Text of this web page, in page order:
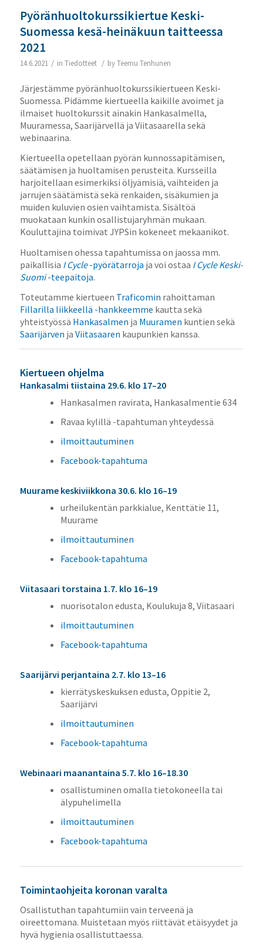
Pyöränhuoltokurssikiertue Keski-
Suomessa kesä-heinäkuun taitteessa
2021
14.6.2021 / in Tiedotteet / byTeemu Tenhunen
Järjestämme pyöränhuoltokurssikiertueen Keski-
Suomessa. Pidämme kiertueella kaikille avoimet ja
ilmaiset huoltokurssit ainakin Hankasalmella,
Muuramessa, Saarijärvellä ja Viitasaarella sekä
webinaarina.
Kiertueella opetellaan pyörän kunnossapitämisen,
säätämisen ja huoltamisen perusteita. Kursseilla
harjoitellaan esimerkiksi öljyämisiä, vaihteiden ja
jarrujen säätämistä sekä renkaiden, sisäkumien ja
muiden kuluvien osien vaihtamista. Sisältöä
muokataan kunkin osallistujaryhmän mukaan.
Kouluttajina toimivat JYPSin kokeneet mekaanikot.
Huoltamisen ohessa tapahtumissa on jaossa mm.
paikallisia I Cycle-pyörätarroja ja voi ostaa I Cycle Keski-
Suomi-teepaitoja.
Toteutamme kiertueen Traficomin rahoittaman
Fillarilla liikkeellä -hankkeemme kautta sekä
yhteistyössä Hankasalmen ja Muuramen kuntien sekä
Saarijärven ja Viitasaaren kaupunkien kanssa.
Kiertueen ohjelma
Hankasalmi tiistaina 29.6. klo 17–20
Hankasalmen ravirata, Hankasalmentie 634
Ravaa kylillä -tapahtuman yhteydessä
ilmoittautuminen
Facebook-tapahtuma
Muurame keskiviikkona 30.6. klo 16–19
urheilukentän parkkialue, Kenttätie 11,
Muurame
ilmoittautuminen
Facebook-tapahtuma
Viitasaari torstaina 1.7. klo 16–19
nuorisotalon edusta, Koulukuja 8, Viitasaari
ilmoittautuminen
Facebook-tapahtuma
Saarijärvi perjantaina 2.7. klo 13–16
kierrätyskeskuksen edusta, Oppitie 2,
Saarijärvi
ilmoittautuminen
Facebook-tapahtuma
Webinaari maanantaina 5.7. klo 16–18.30
osallistuminen omalla tietokoneella tai
älypuhelimella
ilmoittautuminen
Facebook-tapahtuma
Toimintaohjeita koronan varalta
Osallistuthan tapahtumiin vain terveenä ja
oireettomana. Muistetaan myös riittävät etäisyydet ja
hyvä hygienia osallistuttaessa.